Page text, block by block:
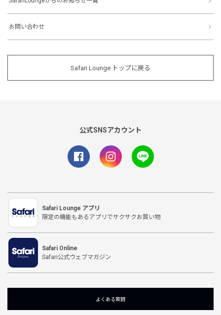
お問い合わせ
Safari Lounge トップに戻る
公式SNSアカウント
Safari Lounge アプリ
限定の機能もあるアプリでサクサクお買い物
Safari Online
Safari公式ウェブマガジン
よくある質問